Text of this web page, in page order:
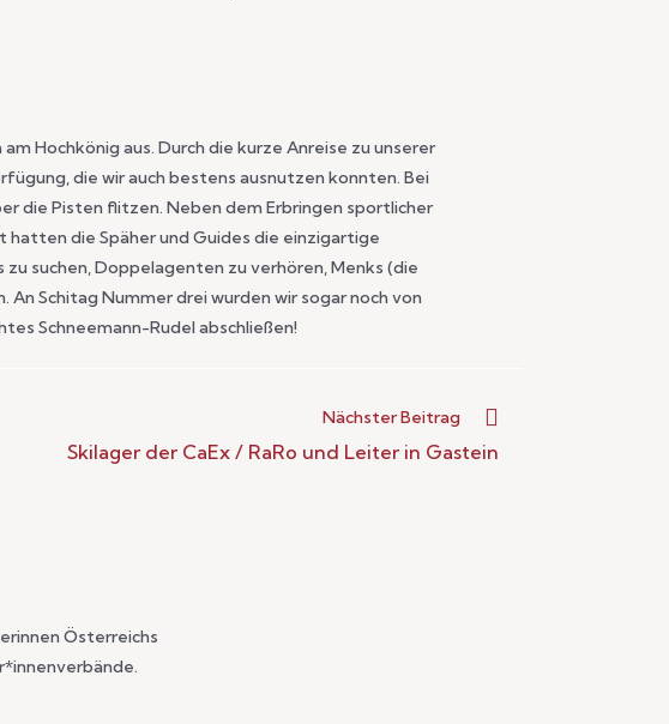
Hochkönig aus. Durch die kurze Anreise zu unserer
die wir auch bestens ausnutzen konnten. Bei
die Pisten flitzen. Neben dem Erbringen sportlicher
hatten die Späher und Guides die einzigartige
suchen, Doppelagenten zu verhören, Menks (die
Schitag Nummer drei wurden wir sogar noch von
Schneemann-Rudel abschließen!
Nächster Beitrag
Skilager der CaEx / RaRo und Leiter in Gastein
Österreichs